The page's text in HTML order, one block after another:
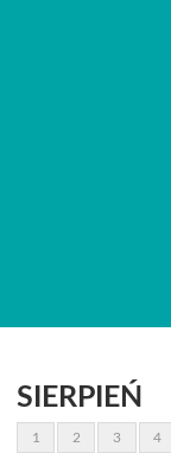
SIERPIEŃ
1 2 3 4